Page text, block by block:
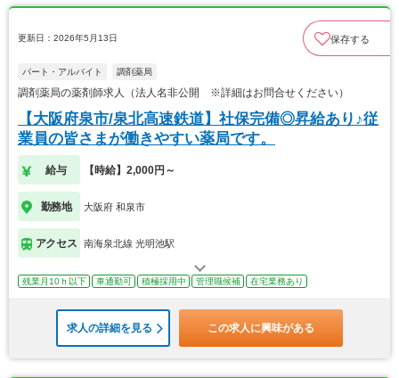
更新日：2026年5月13日 保存する
パート・アルバイト 調剤薬局
調剤薬局の薬剤師求人（法人名非公開 ※詳細はお問合せください）
【大阪府泉市/泉北高速鉄道】社保完備◎昇給あり♪従
業員の皆さまが働きやすい薬局です。
給与 【時給】2,000円～
勤務地 大阪府 和泉市
アクセス 南海泉北線 光明池駅
残業月10ｈ以下 車通勤可 積極採用中 管理職候補 在宅業務あり
求人の詳細を見る この求人に興味がある